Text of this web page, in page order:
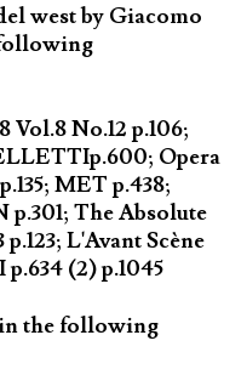
west by Giacomo
No.12 p.106;
Opera
MET p.438;
The Absolute
L'Avant Scène
p.634 (2) p.1045
the following